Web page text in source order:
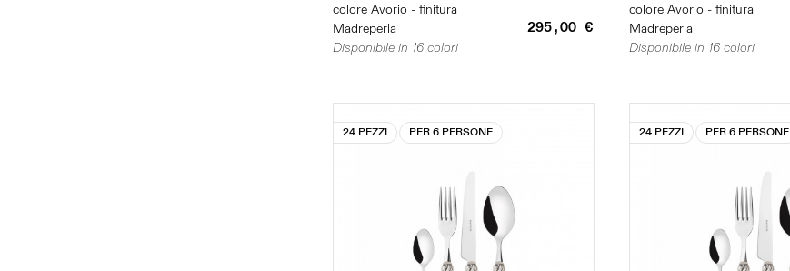
colore Avorio - finitura
Madreperla
295,00 €
Disponibile in 16 colori
colore Avorio - finitura
Madreperla
Disponibile in 16 colori
24 PEZZI PER 6 PERSONE 24 PEZZI PER 6 PERSONE